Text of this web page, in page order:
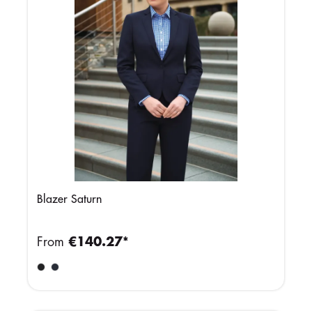
Blazer Saturn
From €140.27*